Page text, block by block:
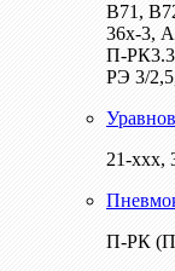
В71,
36х-3,
П-
РЭ 3/
21-ххх,
П-РК